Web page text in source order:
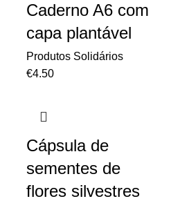
Caderno A6 com
capa plantável
Produtos Solidários
€4.50
Cápsula de
sementes de
flores silvestres